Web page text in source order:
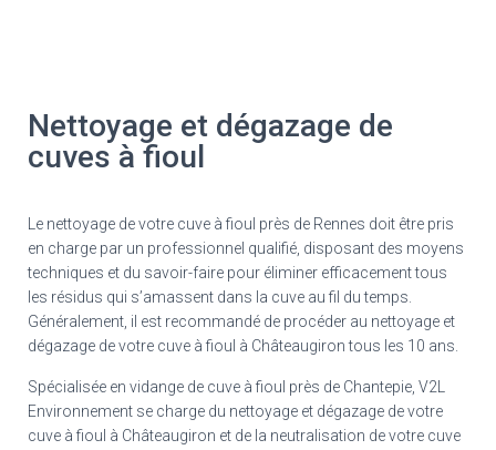
Nettoyage et dégazage de
cuves à fioul
Le nettoyage de votre cuve à fioul près de Rennes doit être pris
en charge par un professionnel qualifié, disposant des moyens
techniques et du savoir-faire pour éliminer efficacement tous
les résidus qui s’amassent dans la cuve au fil du temps.
Généralement, il est recommandé de procéder au nettoyage et
dégazage de votre cuve à fioul à Châteaugiron tous les 10 ans.
Spécialisée en vidange de cuve à fioul près de Chantepie, V2L
Environnement se charge du nettoyage et dégazage de votre
cuve à fioul à Châteaugiron et de la neutralisation de votre cuve